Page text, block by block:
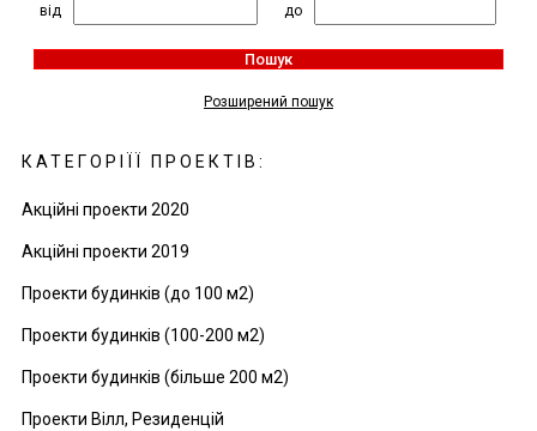
від
до
Пошук
Розширений пошук
КАТЕГОРІЇЇ ПРОЕКТІВ:
Акційні проекти 2020
Акційні проекти 2019
Проекти будинків (до 100 м2)
Проекти будинків (100-200 м2)
Проекти будинків (більше 200 м2)
Проекти Вілл, Резиденцій